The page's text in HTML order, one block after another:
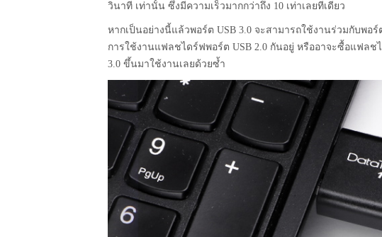
วินาที เท่านั้น ซึ่งมีความเร็วมากกว่าถึง 10 เท่าเลยทีเดียว
หากเป็นอย่างนี้แล้วพอร์ต USB 3.0 จะสามารถใช้งานร่วมกับพอ
การใช้งานแฟลชไดร์ฟพอร์ต USB 2.0 กันอยู่ หรืออาจะซื้อแฟล
3.0 ขึ้นมาใช้งานเลยด้วยซ้ำ